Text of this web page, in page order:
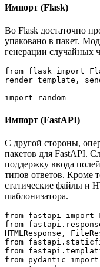
Импорт (Flask)
Во Flask достаточно
упаковано в пакет.
генерации случайных
from flask import
render_template,
import random
Импорт (FastAPI)
С другой стороны,
пакетов для FastAPI.
поддержку ввода
типов ответов. Кроме
статические файлы и
шаблонизатора.
from fastapi import
from
HTMLResponse,
from
from
from pydantic import